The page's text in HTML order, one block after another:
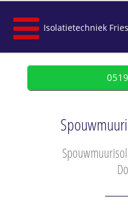
Isolatietechniek